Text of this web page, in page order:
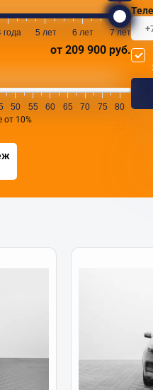
года 5 лет 6 лет 7 лет
от 209 900 руб.
50 55 60 65 70 75
80
от 10%